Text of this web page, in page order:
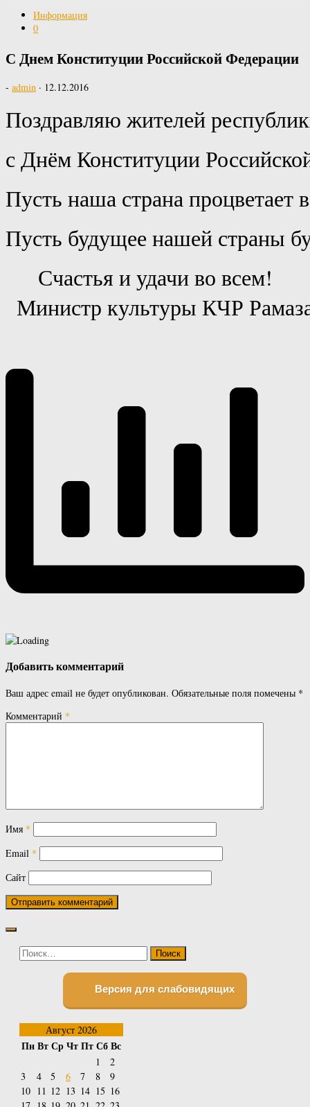
Информация
0
С Днем Конституции Российской Федерации
- admin · 12.12.2016
Поздравляю жителей
с Днём Конституции
Пусть наша страна процветает
Пусть будущее нашей страны
Счастья и удачи во всем!
Министр культуры КЧР
Добавить комментарий
Ваш адрес email не будет опубликован. Обязательные поля помечены *
Комментарий *
Имя *
Email *
Сайт
Найти:
Версия для слабовидящих
Август 2026
ПнВтСрЧтПтСбВс
1
2
3
4 5 6 7 8
9
10 11 12 13 14 15 16